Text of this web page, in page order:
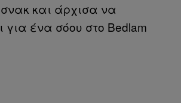
και άρχισα να
για ένα σόου στο Bedlam